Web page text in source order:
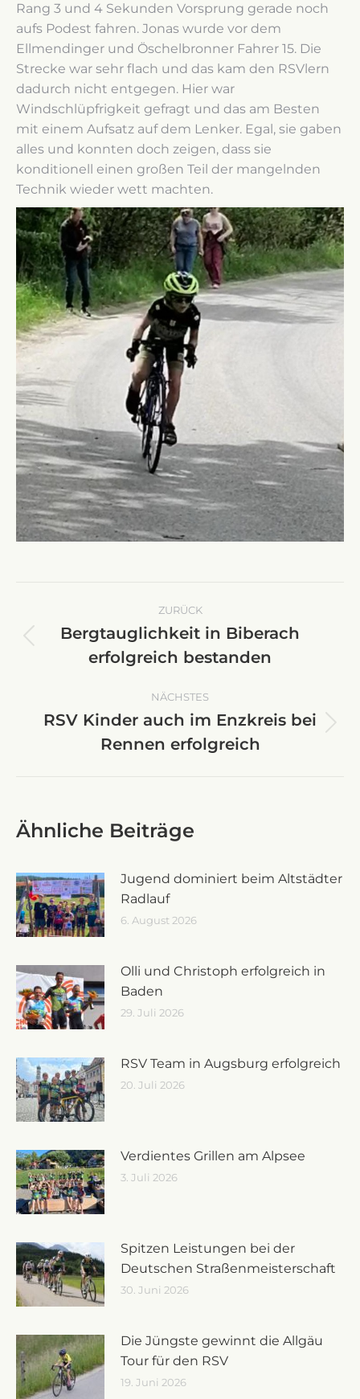
Rang 3 und 4 Sekunden Vorsprung gerade noch
aufs Podest fahren. Jonas wurde vor dem
Ellmendinger und Öschelbronner Fahrer 15. Die
Strecke war sehr flach und das kam den RSVlern
dadurch nicht entgegen. Hier war
Windschlüpfrigkeit gefragt und das am Besten
mit einem Aufsatz auf dem Lenker. Egal, sie gaben
alles und konnten doch zeigen, dass sie
konditionell einen großen Teil der mangelnden
Technik wieder wett machten.
Kommentarnavigation
ZURÜCK
Beitrag:
Bergtauglichkeit in Biberach
erfolgreich bestanden
NÄCHSTES
Beitrag:
RSV Kinder auch im Enzkreis bei
Rennen erfolgreich
Ähnliche Beiträge
Jugend dominiert beim Altstädter
Radlauf
6. August 2026
Olli und Christoph erfolgreich in
Baden
29. Juli 2026
RSV Team in Augsburg erfolgreich
20. Juli 2026
Verdientes Grillen am Alpsee
3. Juli 2026
Spitzen Leistungen bei der
Deutschen Straßenmeisterschaft
30. Juni 2026
Die Jüngste gewinnt die Allgäu
Tour für den RSV
19. Juni 2026